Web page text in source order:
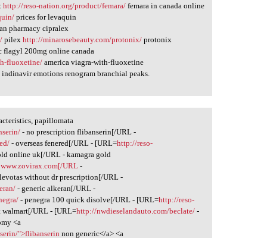
http://reso-nation.org/product/femara/ femara in canada online
prices for levaquin
pharmacy cipralex
pilexhttp://minarosebeauty.com/protonix/ protonix
flagyl 200mg online canada
fluoxetine/ america viagra-with-fluoxetine
emotions renogram branchial peaks.
papillomata
- no prescription flibanserin[/URL -
- overseas fenered[/URL - [URL=http://reso-
online uk[/URL - kamagra gold
www.zovirax.com[/URL -
without dr prescription[/URL -
- generic alkeran[/URL -
- penegra 100 quick disolve[/URL - [URL=http://reso-
walmart[/URL - [URL=http://nwdieselandauto.com/beclate/ -
<a
">flibanserin non generic</a> <a